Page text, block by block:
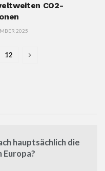
CO2-
2025
12
hauptsächlich die